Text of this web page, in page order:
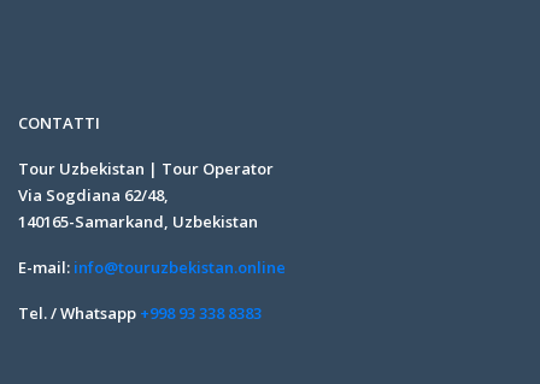
CONTATTI
Tour Uzbekistan | Tour Operator
Via Sogdiana 62/48,
140165-Samarkand, Uzbekistan
E-mail: info@touruzbekistan.online
Tel. / Whatsapp +998 93 338 8383